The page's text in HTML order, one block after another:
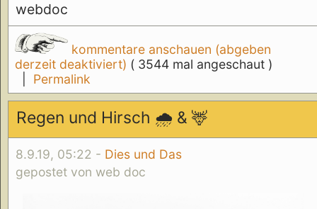
webdoc
kommentare anschauen (abgeben
derzeit deaktiviert) ( 3544 mal angeschaut )
Permalink
Regen und Hirsch 🌧️ & 🦌
8.9.19, 05:22 - Dies und Das
gepostet von web doc